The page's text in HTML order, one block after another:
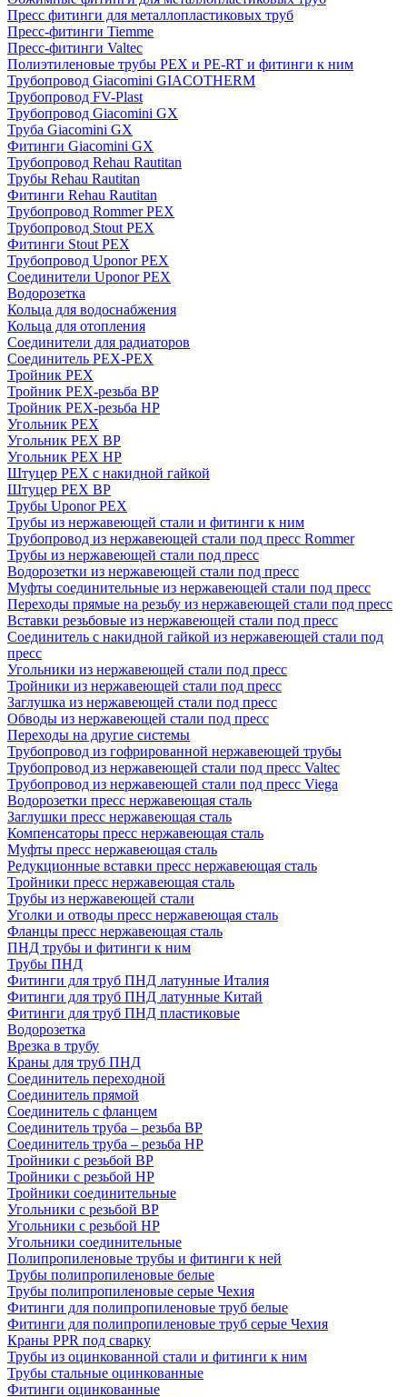
Пресс фитинги для металлопластиковых труб
Пресс-фитинги Tiemme
Пресс-фитинги Valtec
Полиэтиленовые трубы PEX и PE-RT и фитинги к ним
Трубопровод Giacomini GIACOTHERM
Трубопровод FV-Plast
Трубопровод Giacomini GX
Труба Giacomini GX
Фитинги Giacomini GX
Трубопровод Rehau Rautitan
Трубы Rehau Rautitan
Фитинги Rehau Rautitan
Трубопровод Rommer PEX
Трубопровод Stout PEX
Фитинги Stout PEX
Трубопровод Uponor PEX
Соединители Uponor PEX
Водорозетка
Кольца для водоснабжения
Кольца для отопления
Соединители для радиаторов
Соединитель PEX-PEX
Тройник PEX
Тройник PEX-резьба ВР
Тройник PEX-резьба НР
Угольник PEX
Угольник PEX ВР
Угольник PEX НР
Штуцер PEX c накидной гайкой
Штуцер PEX ВР
Трубы Uponor PEX
Трубы из нержавеющей стали и фитинги к ним
Трубопровод из нержавеющей стали под пресс Rommer
Трубы из нержавеющей стали под пресс
Водорозетки из нержавеющей стали под пресс
Муфты соединительные из нержавеющей стали под пресс
Переходы прямые на резьбу из нержавеющей стали под пресс
Вставки резьбовые из нержавеющей стали под пресс
Соединитель с накидной гайкой из нержавеющей стали под
пресс
Угольники из нержавеющей стали под пресс
Тройники из нержавеющей стали под пресс
Заглушка из нержавеющей стали под пресс
Обводы из нержавеющей стали под пресс
Переходы на другие системы
Трубопровод из гофрированной нержавеющей трубы
Трубопровод из нержавеющей стали под пресс Valtec
Трубопровод из нержавеющей стали под пресс Viega
Водорозетки пресс нержавеющая сталь
Заглушки пресс нержавеющая сталь
Компенсаторы пресс нержавеющая сталь
Муфты пресс нержавеющая сталь
Редукционные вставки пресс нержавеющая сталь
Тройники пресс нержавеющая сталь
Трубы из нержавеющей стали
Уголки и отводы пресс нержавеющая сталь
Фланцы пресс нержавеющая сталь
ПНД трубы и фитинги к ним
Трубы ПНД
Фитинги для труб ПНД латунные Италия
Фитинги для труб ПНД латунные Китай
Фитинги для труб ПНД пластиковые
Водорозетка
Врезка в трубу
Краны для труб ПНД
Соединитель переходной
Соединитель прямой
Соединитель с фланцем
Соединитель труба – резьба ВР
Соединитель труба – резьба НР
Тройники с резьбой ВР
Тройники с резьбой НР
Тройники соединительные
Угольники с резьбой ВР
Угольники с резьбой НР
Угольники соединительные
Полипропиленовые трубы и фитинги к ней
Трубы полипропиленовые белые
Трубы полипропиленовые серые Чехия
Фитинги для полипропиленовые труб белые
Фитинги для полипропиленовые труб серые Чехия
Краны PPR под сварку
Трубы из оцинкованной стали и фитинги к ним
Трубы стальные оцинкованные
Фитинги оцинкованные